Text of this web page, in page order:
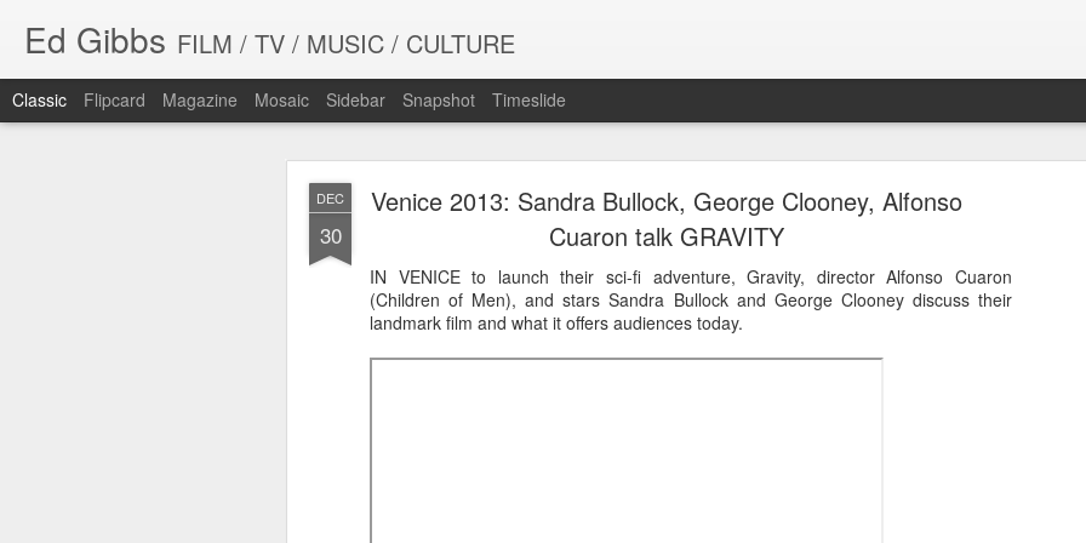
DEC
30
Venice 2013: Sandra Bullock, George Clooney, Alfonso
Cuaron talk GRAVITY
IN VENICE to launch their sci-fi adventure, Gravity, director Alfonso Cuaron
(Children of Men), and stars Sandra Bullock and George Clooney discuss their
landmark film and what it offers audiences today.
Ed Gibbs FILM / TV / MUSIC / CULTURE
Classic Flipcard Magazine Mosaic Sidebar Snapshot Timeslide
WHITE RIOT – Now showing in cinemas and on